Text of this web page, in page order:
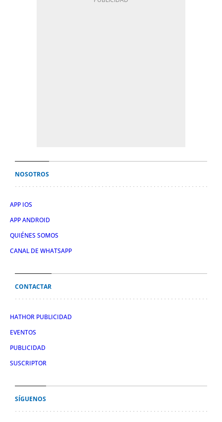
NOSOTROS
APP IOS
APP ANDROID
QUIÉNES SOMOS
CANAL DE WHATSAPP
CONTACTAR
HATHOR PUBLICIDAD
EVENTOS
PUBLICIDAD
SUSCRIPTOR
SÍGUENOS